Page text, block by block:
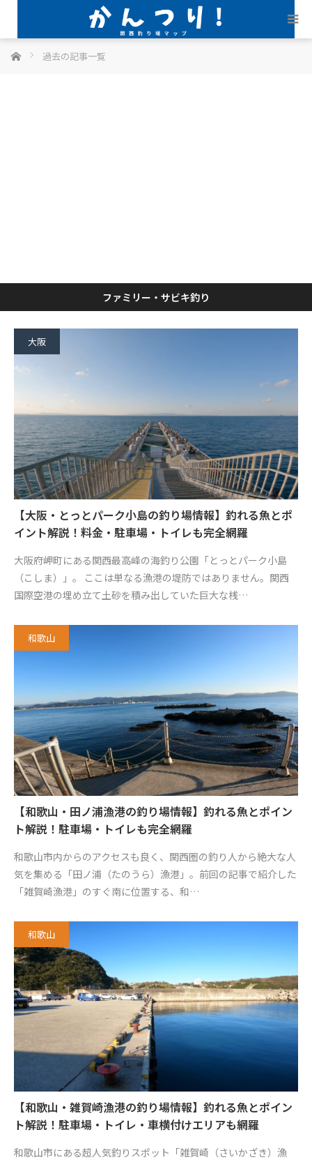
ホーム 過去の記事一覧
ファミリー・サビキ釣り
大阪
【大阪・とっとパーク小島の釣り場情報】釣れる魚とポ
イント解説！料金・駐車場・トイレも完全網羅
大阪府岬町にある関西最高峰の海釣り公園「とっとパーク小島
（こしま）」。 ここは単なる漁港の堤防ではありません。関西
国際空港の埋め立て土砂を積み出していた巨大な桟…
和歌山
【和歌山・田ノ浦漁港の釣り場情報】釣れる魚とポイン
ト解説！駐車場・トイレも完全網羅
和歌山市内からのアクセスも良く、関西圏の釣り人から絶大な人
気を集める「田ノ浦（たのうら）漁港」。前回の記事で紹介した
「雑賀崎漁港」のすぐ南に位置する、和…
和歌山
【和歌山・雑賀崎漁港の釣り場情報】釣れる魚とポイン
ト解説！駐車場・トイレ・車横付けエリアも網羅
和歌山市にある超人気釣りスポット「雑賀崎（さいかざき）漁